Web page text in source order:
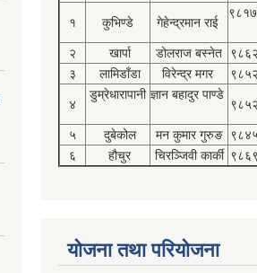
१ कुभिण्डे गेहेन्द्रमान राई
२ खार्पा डोलराज बस्नेत
३
लामिडाँडा विरेन्द्र मगर
४
डुम्रेधारापानी ज्ञान बहादुर पाण्डे
५ दुबेकोल मन कुमार गुरुङ
६
हौचुर चिरञ्जिवी कार्की
योजना तथा परियोजना